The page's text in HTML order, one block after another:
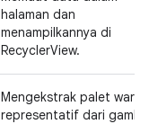
halaman dan
menampilkannya di
RecyclerView.
Mengekstrak palet warna
representatif dari